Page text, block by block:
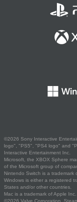
©2026 Sony Interactive
logo", "PS5", "PS4 logo" and
Interactive Entertainment Inc.
Microsoft, the XBOX Sphere
of the Microsoft group of
Nintendo Switch is a trademark
Windows is either a registered
States and/or other countries.
Mac is a trademark of Apple Inc.
©2026 Valve Corporation.